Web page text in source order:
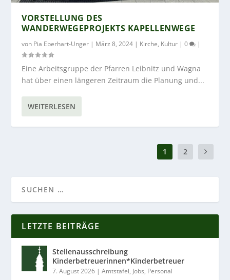
VORSTELLUNG DES
WANDERWEGEPROJEKTS KAPELLENWEGE
von Pia Eberhart-Unger | März 8, 2024 | Kirche, Kultur |0 |
Eine Arbeitsgruppe der Pfarren Leibnitz und Wagna
hat über einen längeren Zeitraum die Planung und...
WEITERLESEN
1 2
LETZTE BEITRÄGE
Stellenausschreibung
Kinderbetreuerinnen*Kinderbetreuer
7. August 2026 |Amtstafel, Jobs, Personal